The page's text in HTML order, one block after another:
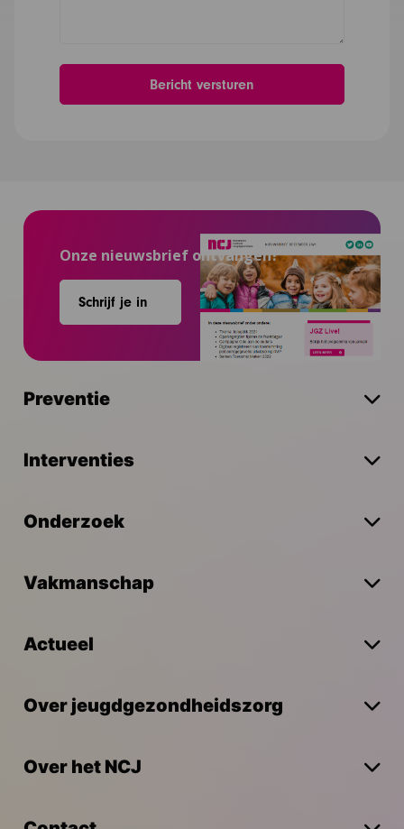
Onze nieuwsbrief ontvangen?
Schrijf je in
Preventie
Interventies
Onderzoek
Vakmanschap
Actueel
Over jeugdgezondheidszorg
Over het NCJ